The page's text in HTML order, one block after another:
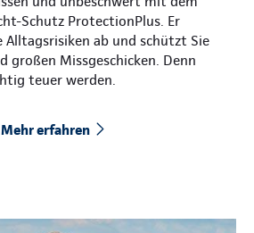
Schutz ProtectionPlus. Er
Alltagsrisiken ab und schützt Sie
großen Missgeschicken. Denn
teuer werden.
Mehr erfahren